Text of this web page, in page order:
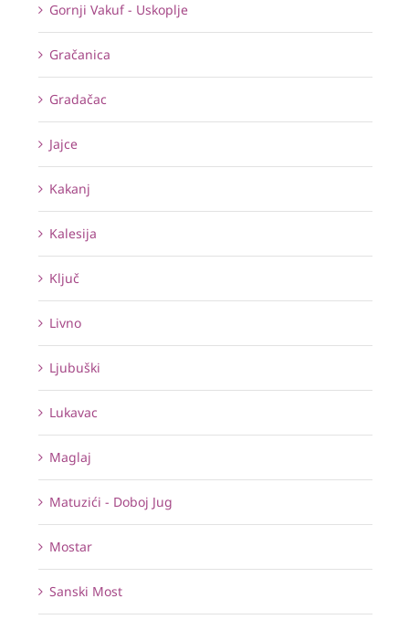
Gornji Vakuf - Uskoplje
Gračanica
Gradačac
Jajce
Kakanj
Kalesija
Ključ
Livno
Ljubuški
Lukavac
Maglaj
Matuzići - Doboj Jug
Mostar
Sanski Most